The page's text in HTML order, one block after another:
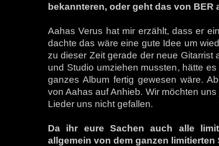
bekannteren, oder geht das von BER
Aahas Verus hat mir erzählt, dass er
dachte das wäre eine gute Idee um
zu dieser Zeit gerade der neue Gitarrist
und Studio umziehen mussten, hätte
ganzes Album fertig gewesen wäre.
von Aahas auf Anhieb. Wir möchten
Lieder uns nicht gefallen.
Da ihr eure Sachen auch alle
allgemein von dem ganzen limitierten